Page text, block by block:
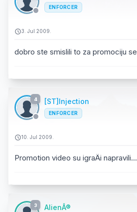
ENFORCER
3. Jul 2009.
dobro ste smislili to za promociju
4 [ST]Injection
ENFORCER
10. Jul 2009.
Promotion video su igraÄi
3 AlienÂ®